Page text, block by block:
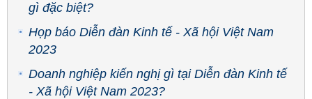
gì đặc biệt?
Họp báo Diễn đàn Kinh tế - Xã hội Việt Nam
2023
Doanh nghiệp kiến nghị gì tại Diễn đàn Kinh tế
- Xã hội Việt Nam 2023?